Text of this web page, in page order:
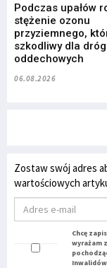
Podczas upałów
stężenie ozonu
przyziemnego,
szkodliwy dla dróg
oddechowych
06.08.2026
Zostaw swój adres
wartościowych
Chcę
wyrażam